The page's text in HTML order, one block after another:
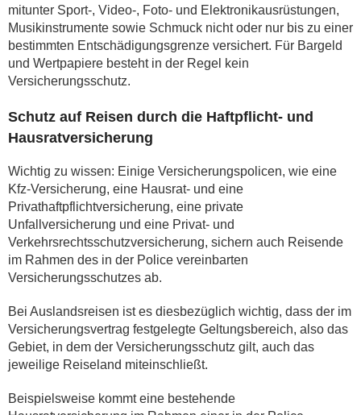
mitunter Sport-, Video-, Foto- und Elektronikausrüstungen,
Musikinstrumente sowie Schmuck nicht oder nur bis zu einer
bestimmten Entschädigungsgrenze versichert. Für Bargeld
und Wertpapiere besteht in der Regel kein
Versicherungsschutz.
Schutz auf Reisen durch die Haftpflicht- und
Hausratversicherung
Wichtig zu wissen: Einige Versicherungspolicen, wie eine
Kfz-Versicherung, eine Hausrat- und eine
Privathaftpflichtversicherung, eine private
Unfallversicherung und eine Privat- und
Verkehrsrechtsschutzversicherung, sichern auch Reisende
im Rahmen des in der Police vereinbarten
Versicherungsschutzes ab.
Bei Auslandsreisen ist es diesbezüglich wichtig, dass der im
Versicherungsvertrag festgelegte Geltungsbereich, also das
Gebiet, in dem der Versicherungsschutz gilt, auch das
jeweilige Reiseland miteinschließt.
Beispielsweise kommt eine bestehende